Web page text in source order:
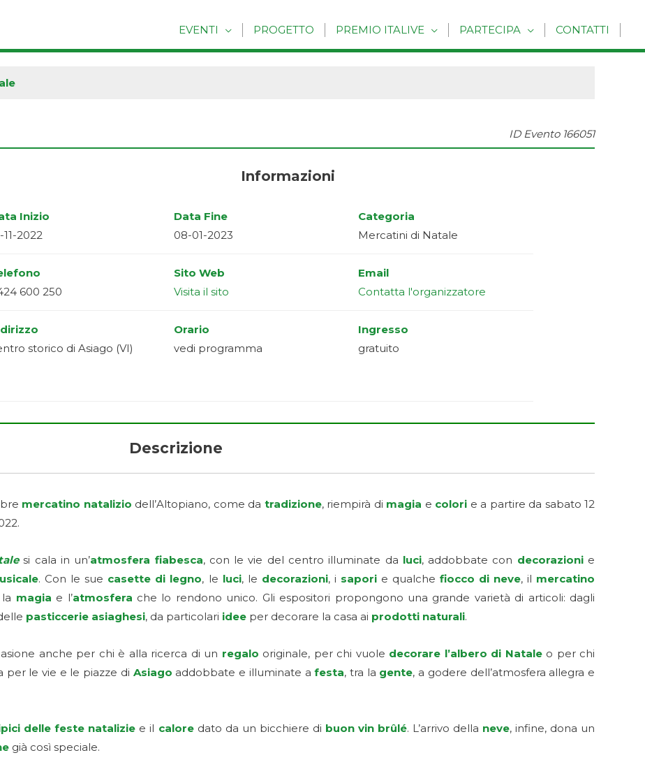
EVENTI PROGETTO PREMIO ITALIVE PARTECIPA CONTATTI
ID Evento 166051
Informazioni
Inizio
11-2022
Data Fine
08-01-2023
Categoria
Mercatini di Natale
600 250
Sito Web
Visita il sito
Email
Contatta l'organizzatore
storico di Asiago (VI)
Orario
vedi programma
Ingresso
gratuito
Descrizione
mercatino natalizio dell’Altopiano, come da tradizione, riempirà di magia e colori e a partire da sabato 12
si cala in un’atmosfera fiabesca, con le vie del centro illuminate da luci, addobbate con decorazionie
. Con le sue casette di legno, le luci, le decorazioni, i saporie qualche fiocco di neve, il mercatino
magia e l’atmosfera che lo rendono unico. Gli espositori propongono una grande varietà di articoli: dagli
pasticcerie asiaghesi, da particolari idee per decorare la casa ai prodotti naturali.
anche per chi è alla ricerca di un regalo originale, per chi vuole decorare l’albero di Nataleo per chi
le vie e le piazze di Asiago addobbate e illuminate afesta, tra la gente, a godere dell’atmosfera allegra e
delle feste natalizie e il caloredato da un bicchiere di buon vin brûlé. L’arrivo della neve, infine, dona un
già così speciale.